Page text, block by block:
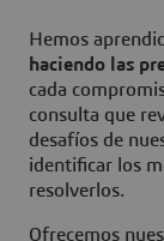
Hemos
haciendo las
cada
consulta que
desafíos de
identificar los
resolverlos.
Ofrecemos